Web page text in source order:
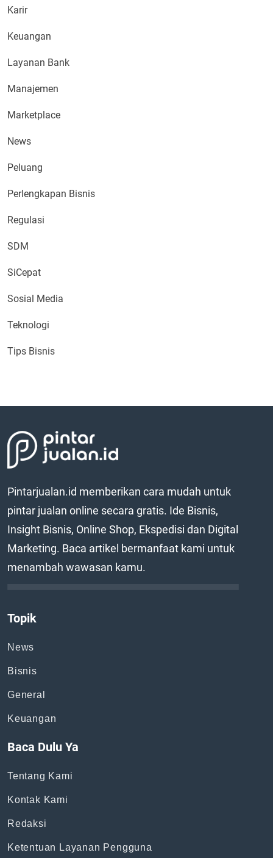
Karir
Keuangan
Layanan Bank
Manajemen
Marketplace
News
Peluang
Perlengkapan Bisnis
Regulasi
SDM
SiCepat
Sosial Media
Teknologi
Tips Bisnis
Pintarjualan.id memberikan cara mudah untuk
pintar jualan online secara gratis. Ide Bisnis,
Insight Bisnis, Online Shop, Ekspedisi dan Digital
Marketing. Baca artikel bermanfaat kami untuk
menambah wawasan kamu.
Topik